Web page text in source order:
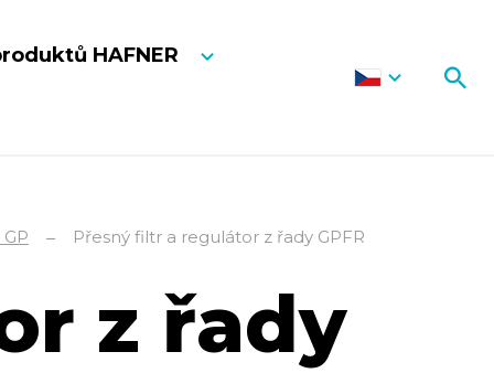
HAFNER
Přesný filtr a regulátor z řady GPFR
z řady